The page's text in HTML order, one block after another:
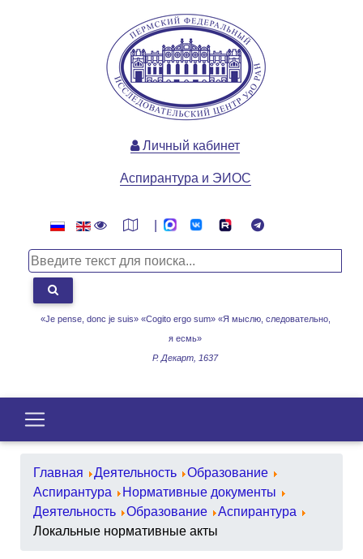
«Je pense, donc je suis» «Cogito ergo sum» «Я мыслю, следовательно,
я есмь»
Р. Декарт, 1637
Личный кабинет
Аспирантура и ЭИОС
Главная Деятельность
Образование
Аспирантура
Нормативные документы
Деятельность
Образование
Аспирантура
Локальные нормативные акты